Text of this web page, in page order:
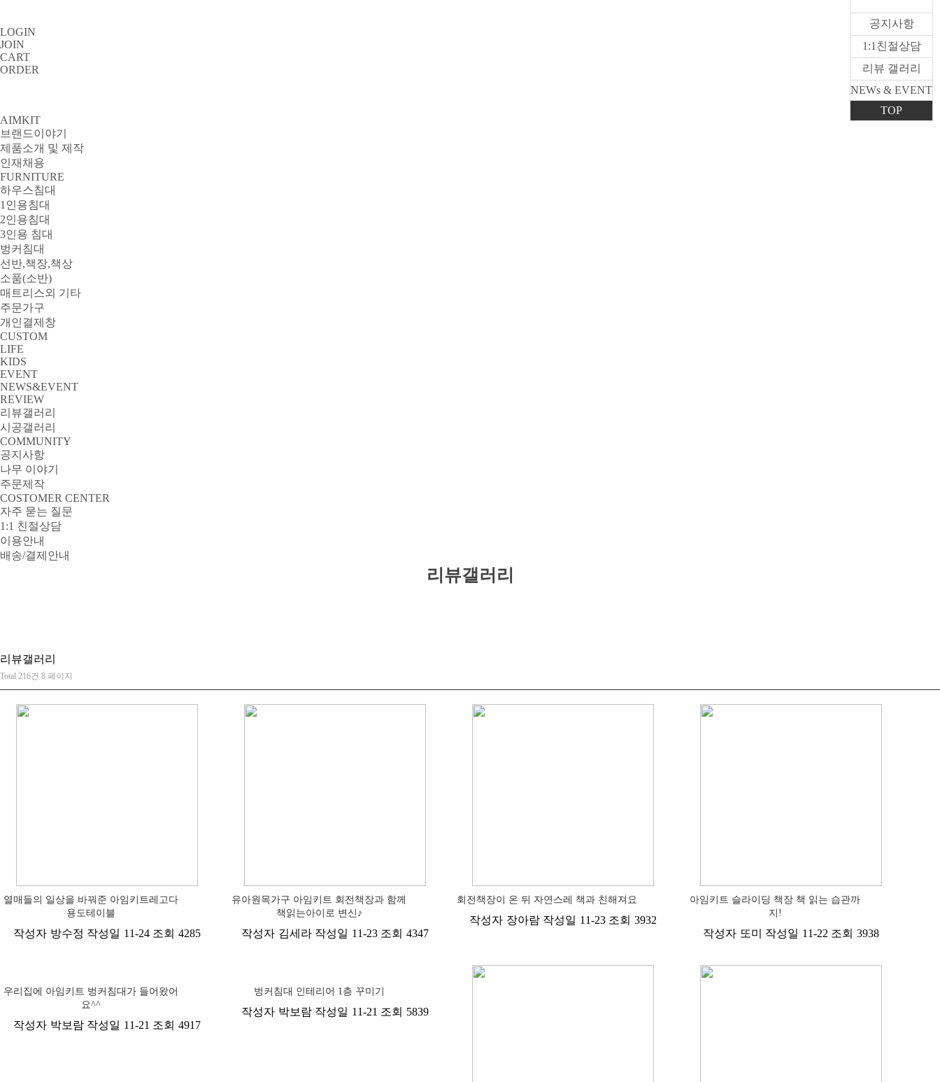
LOGIN
JOIN
CART
ORDER
AIMKIT
브랜드이야기
제품소개 및 제작
인재채용
FURNITURE
하우스침대
1인용침대
2인용침대
3인용 침대
벙커침대
선반,책장,책상
소품(소반)
매트리스외 기타
주문가구
개인결제창
CUSTOM
LIFE
KIDS
EVENT
NEWS&EVENT
REVIEW
리뷰갤러리
시공갤러리
COMMUNITY
공지사항
나무 이야기
주문제작
COSTOMER CENTER
자주 묻는 질문
1:1 친절상담
이용안내
배송/결제안내
공지사항
1:1친절상담
리뷰 갤러리
NEWs & EVENT
TOP
리뷰갤러리
리뷰갤러리
Total 216건 8 페이지
열매들의 일상을 바꿔준 아임키트레고다
용도테이블
작성자 방수정 작성일 11-24 조회 4285
유아원목가구 아임키트 회전책장과 함께
책읽는아이로 변신♪
작성자 김세라 작성일 11-23 조회 4347
회전책장이 온 뒤 자연스레 책과 친해져요
작성자 장아람 작성일 11-23 조회 3932
아임키트 슬라이딩 책장 책 읽는 습관까
지!
작성자 또미 작성일 11-22 조회 3938
우리집에 아임키트 벙커침대가 들어왔어
요^^
작성자 박보람 작성일 11-21 조회 4917
벙커침대 인테리어 1층 꾸미기
작성자 박보람 작성일 11-21 조회 5839